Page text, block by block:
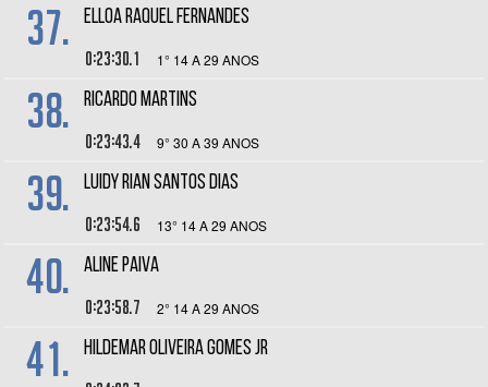
37. ELLOA RAQUEL FERNANDES
0:23:30.1 1° 14 A 29 ANOS
38. RICARDO MARTINS
0:23:43.4 9° 30 A 39 ANOS
39. LUIDY RIAN SANTOS DIAS
0:23:54.6 13° 14 A 29 ANOS
40. ALINE PAIVA
0:23:58.7 2° 14 A 29 ANOS
41. HILDEMAR OLIVEIRA GOMES JR